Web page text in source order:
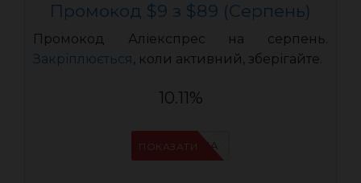
Промокод $9 з $89 (Серпень)
Промокод Аліекспрес на серпень.
Закріплюється, коли активний, зберігайте.
10.11%
IFPN6ZUA
ПОКАЗАТИ